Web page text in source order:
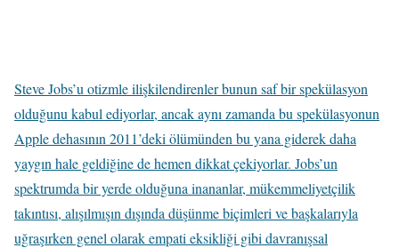
Steve Jobs’u otizmle ilişkilendirenler bunun saf bir spekülasyon
olduğunu kabul ediyorlar, ancak aynı zamanda bu spekülasyonun
Apple dehasının 2011’deki ölümünden bu yana giderek daha
yaygın hale geldiğine de hemen dikkat çekiyorlar. Jobs’un
spektrumda bir yerde olduğuna inananlar, mükemmeliyetçilik
takıntısı, alışılmışın dışında düşünme biçimleri ve başkalarıyla
uğraşırken genel olarak empati eksikliği gibi davranışsal